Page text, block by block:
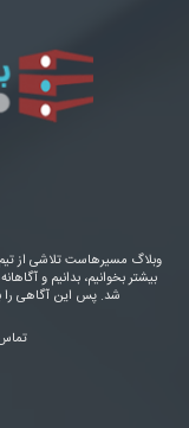
وبلاگ مسیرهاست تلاشی از
بیشتر بخوانیم، بدانیم و
شد. پس این آگاهی را